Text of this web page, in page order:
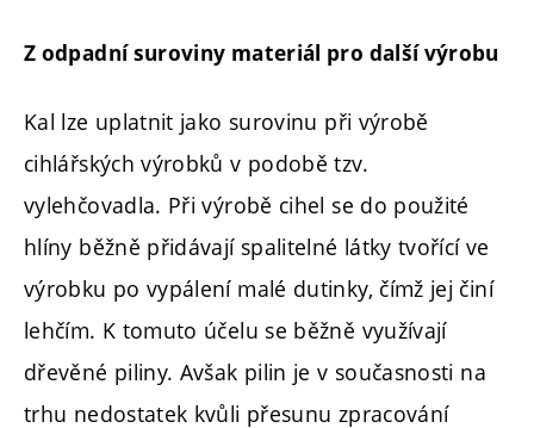
Z odpadní suroviny materiál pro další výrobu
Kal lze uplatnit jako surovinu při výrobě
cihlářských výrobků v podobě tzv.
vylehčovadla. Při výrobě cihel se do použité
hlíny běžně přidávají spalitelné látky tvořící ve
výrobku po vypálení malé dutinky, čímž jej činí
lehčím. K tomuto účelu se běžně využívají
dřevěné piliny. Avšak pilin je v současnosti na
trhu nedostatek kvůli přesunu zpracování